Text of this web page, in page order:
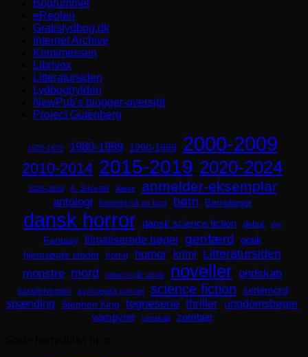
Bogrummet
eReolen
Gratislydbog.dk
Internet Archive
Krimimessen
Librivox
Litteratursiden
Lydboghylden
NewPub's blogger-oversigt
Project Gutenberg
1970-1979 1980-1989 1990-1999 2000-2009
2010-2014 2015-2019 2020-2024
2025-2029 A. Silvestri Aliens anmelder-eksemplar
antologi baseret på en bog børn Børnebøger
dansk horror dansk science fiction debut dyr
Fantasy filmatiserede bøger genfærd
gotik
hjemsøgte steder
horror humor krimi Litteratursiden
monstre mord naturen går amok noveller ondskab
parallelverden psykologisk portræt science fiction seriemord
spænding Stephen King tegneserie thriller ungdomsbøger
vampyrer venskab
zombier